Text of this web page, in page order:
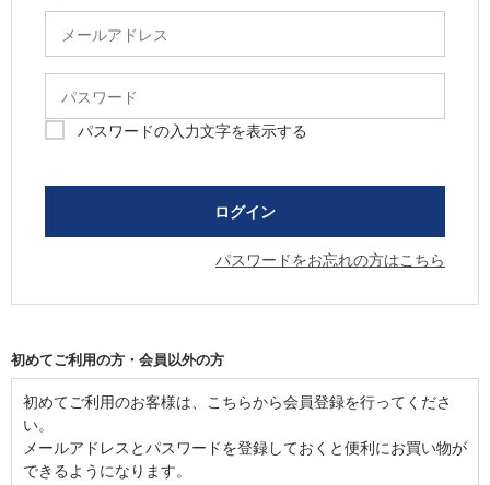
パスワードの入力文字を表示する
パスワードをお忘れの方はこちら
初めてご利用の方・会員以外の方
初めてご利用のお客様は、こちらから会員登録を行ってくださ
い。
メールアドレスとパスワードを登録しておくと便利にお買い物が
できるようになります。